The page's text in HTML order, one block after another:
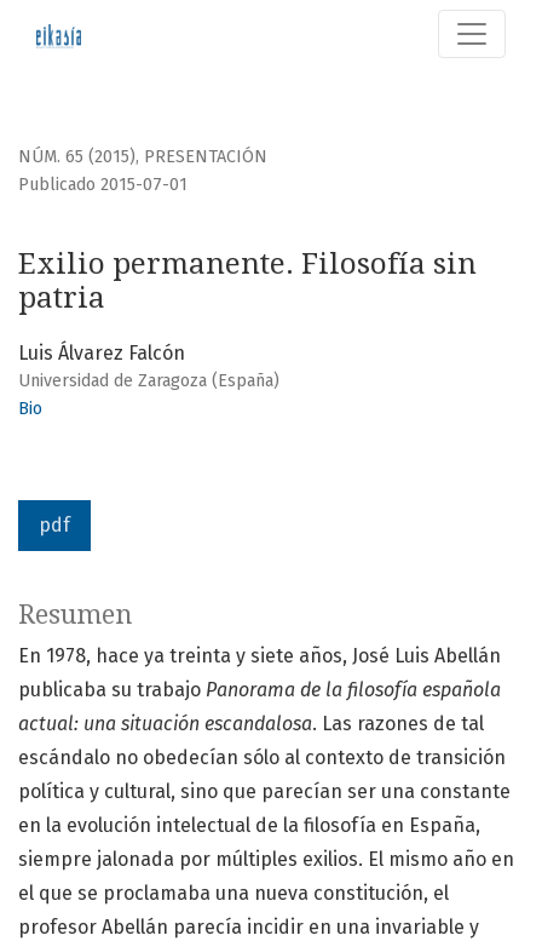
NÚM. 65 (2015), PRESENTACIÓN
Exilio permanente. Filosofía sin
patria
Publicado 2015-07-01
Luis Álvarez Falcón
Universidad de Zaragoza (España)
Bio
pdf
Resumen
En 1978, hace ya treinta y siete años, José Luis Abellán
publicaba su trabajo Panorama de la filosofía española
actual: una situación escandalosa. Las razones de tal
escándalo no obedecían sólo al contexto de transición
política y cultural, sino que parecían ser una constante
en la evolución intelectual de la filosofía en España,
siempre jalonada por múltiples exilios. El mismo año en
el que se proclamaba una nueva constitución, el
profesor Abellán parecía incidir en una invariable y